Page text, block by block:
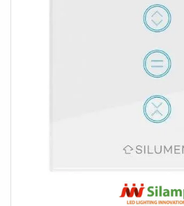
alors n'attendez plus: passez à
AUTOMATISATION DE VOTRE
chambre, de votre salon... Le
l'application Tuya/Smart Life
déplacement de votre volet
Vous pouvez aussi contrôler le
vocale. COMMANDE VOCALE
compatible avec l'application
quand vous voulez. Il est
avec votre Assistant personnel
Google Home) pour ouvrir ou
votre voix via une commande